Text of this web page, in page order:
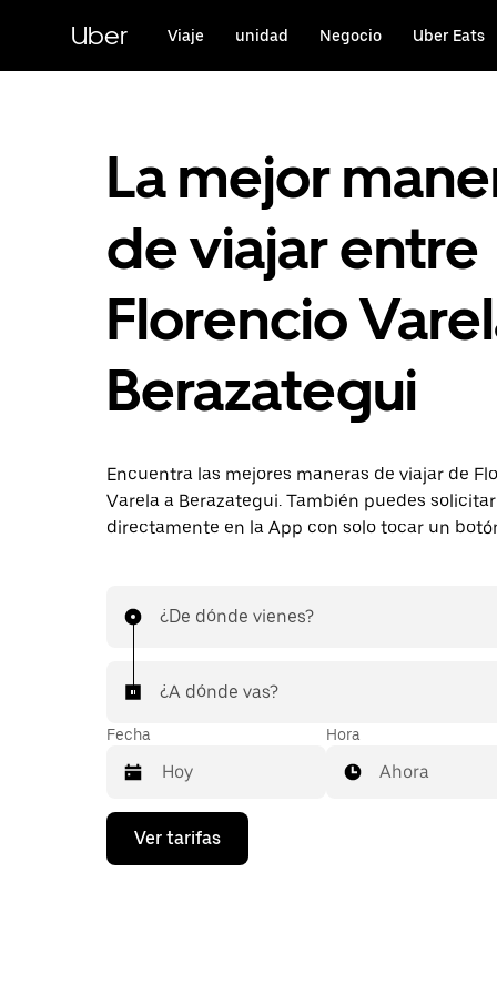
contenido
principal
Uber Viaje unidad Negocio Uber Eats
La mejor
de viajar entre
Florencio
Berazategui
Encuentra las mejores maneras de viajar de
Varela a Berazategui. También puedes
directamente en la App con solo tocar un
¿De dónde vienes?
¿A dónde vas?
Fecha
Presiona
flecha
Hora
Ahora
Ver tarifas